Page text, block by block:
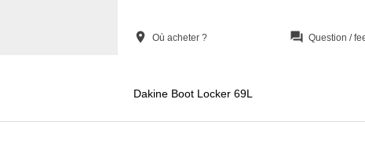
location_on Où acheter ? question_answer Question /
Dakine Boot Locker 69L